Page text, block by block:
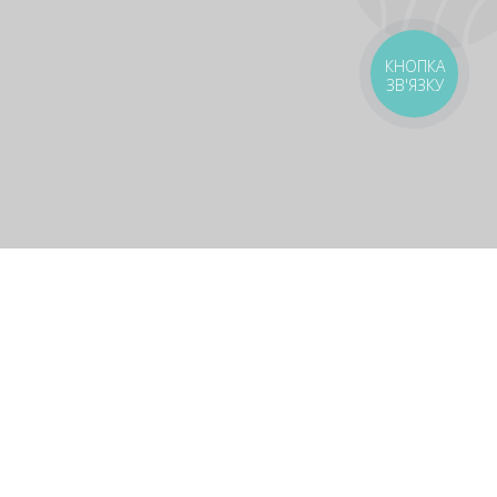
КНОПКА
ЗВ'ЯЗКУ